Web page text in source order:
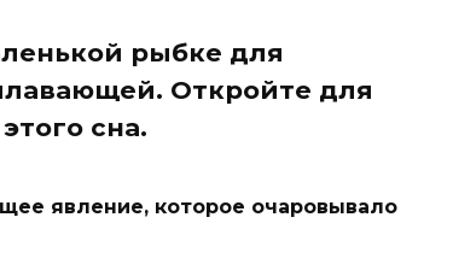
рыбке для
Откройте для
сна.
явление, которое очаровывало